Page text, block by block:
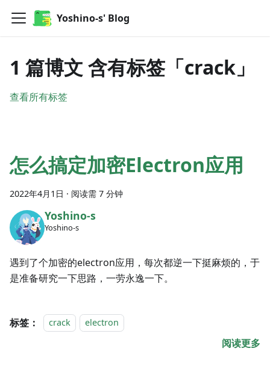
Yoshino-s' Blog
1 篇博文 含有标签「crack」
查看所有标签
怎么搞定加密Electron应用
2022年4月1日 · 阅读需 7 分钟
Yoshino-s
Yoshino-s
遇到了个加密的electron应用，每次都逆一下挺麻烦的，于
是准备研究一下思路，一劳永逸一下。
标签： crack electron
阅读更多